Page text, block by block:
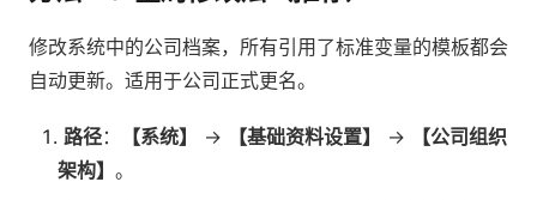
修改系统中的公司档案，所有引用了标准变量的模板都会
自动更新。适用于公司正式更名。
路径： 【系统】 → 【基础资料设置】 →
【公司组织
架构】 。